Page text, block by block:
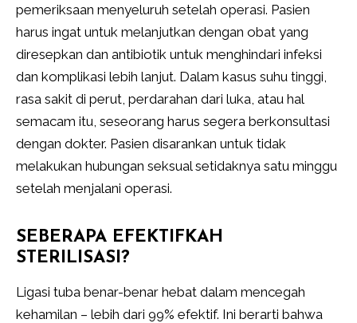
pemeriksaan menyeluruh setelah operasi. Pasien
harus ingat untuk melanjutkan dengan obat yang
diresepkan dan antibiotik untuk menghindari infeksi
dan komplikasi lebih lanjut. Dalam kasus suhu tinggi,
rasa sakit di perut, perdarahan dari luka, atau hal
semacam itu, seseorang harus segera berkonsultasi
dengan dokter. Pasien disarankan untuk tidak
melakukan hubungan seksual setidaknya satu minggu
setelah menjalani operasi.
SEBERAPA EFEKTIFKAH
STERILISASI?
Ligasi tuba benar-benar hebat dalam mencegah
kehamilan – lebih dari 99% efektif. Ini berarti bahwa